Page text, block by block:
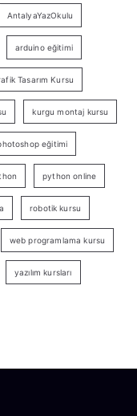
AntalyaYazOkulu
arduino eğitimi
Tasarım Kursu
kurgu montaj kursu
eğitimi
python online
robotik kursu
web programlama kursu
yazılım kursları